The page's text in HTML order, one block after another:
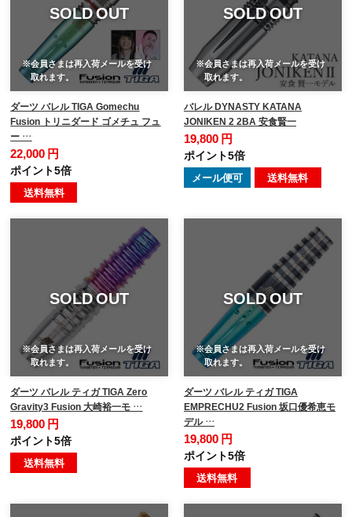
SOLD OUT
※会員さまは再入荷メールを受け
取れます。
ダーツ バレル TIGA Gomechu
Fusion トリニダード ゴメチュ フュ
ー …
22,000 円
ポイント5倍
送料無料
SOLD OUT
※会員さまは再入荷メールを受け
取れます。
バレル DYNASTY KATANA
JONIKEN 2 2BA 安食賢一
19,800 円
ポイント5倍
メール便可 送料無料
SOLD OUT
※会員さまは再入荷メールを受け
取れます。
ダーツ バレル ティガ TIGA Zero
Gravity3 Fusion 大崎裕一モ …
19,800 円
ポイント5倍
送料無料
SOLD OUT
※会員さまは再入荷メールを受け
取れます。
ダーツ バレル ティガ TIGA
EMPRECHU2 Fusion 坂口優希恵モ
デル …
19,800 円
ポイント5倍
送料無料